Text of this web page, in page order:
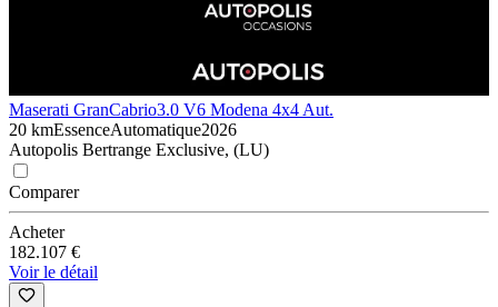
Maserati GranCabrio3.0 V6 Modena 4x4 Aut.
20 kmEssenceAutomatique2026
Autopolis Bertrange Exclusive, (LU)
Comparer
Acheter
182.107 €
Voir le détail